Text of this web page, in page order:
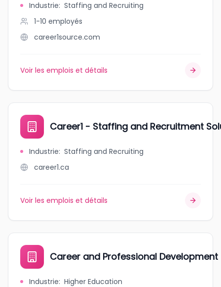
Industrie: Staffing and Recruiting
1-10 employés
career1source.com
Voir les emplois et détails
Career1 - Staffing and Recruitment
Industrie: Staffing and Recruiting
career1.ca
Voir les emplois et détails
Career and Professional Development
Industrie: Higher Education